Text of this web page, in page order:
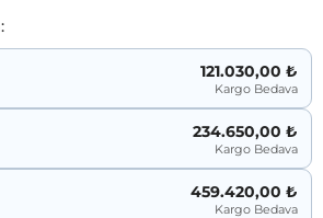
121.030,00 ₺
Kargo Bedava
234.650,00 ₺
Kargo Bedava
459.420,00 ₺
Kargo Bedava